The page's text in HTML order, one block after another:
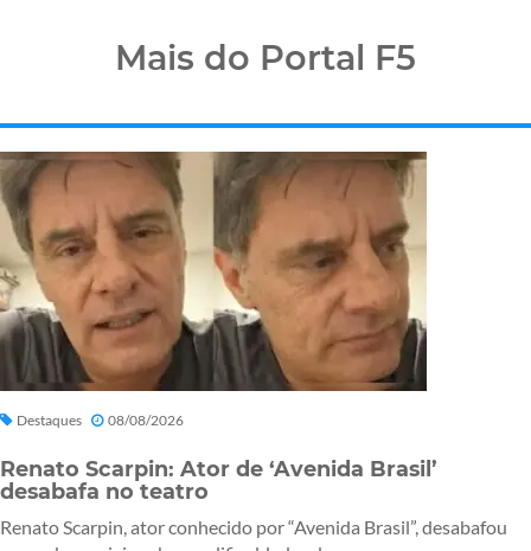
Mais do Portal F5
Destaques 08/08/2026
Renato Scarpin: Ator de ‘Avenida Brasil’
desabafa no teatro
Renato Scarpin, ator conhecido por “Avenida Brasil”, desabafou